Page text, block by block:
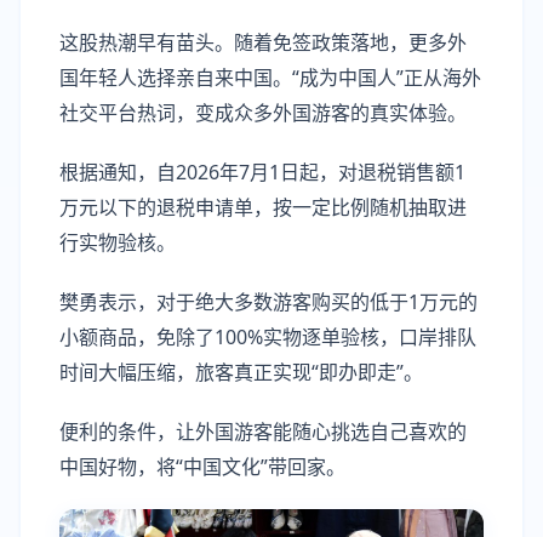
这股热潮早有苗头。随着免签政策落地，更多外
国年轻人选择亲自来中国。“成为中国人”正从海外
社交平台热词，变成众多外国游客的真实体验。
根据通知，自2026年7月1日起，对退税销售额1
万元以下的退税申请单，按一定比例随机抽取进
行实物验核。
樊勇表示，对于绝大多数游客购买的低于1万元的
小额商品，免除了100%实物逐单验核，口岸排队
时间大幅压缩，旅客真正实现“即办即走”。
便利的条件，让外国游客能随心挑选自己喜欢的
中国好物，将“中国文化”带回家。